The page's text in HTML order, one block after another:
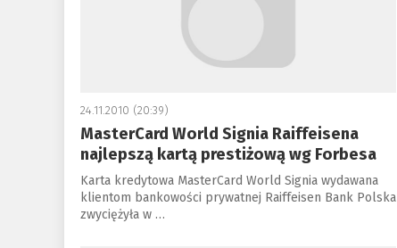
24.11.2010 (20:39)
MasterCard World Signia Raiffeisena
najlepszą kartą prestiżową wg Forbesa
Karta kredytowa MasterCard World Signia wydawana
klientom bankowości prywatnej Raiffeisen Bank Polska
zwyciężyła w …